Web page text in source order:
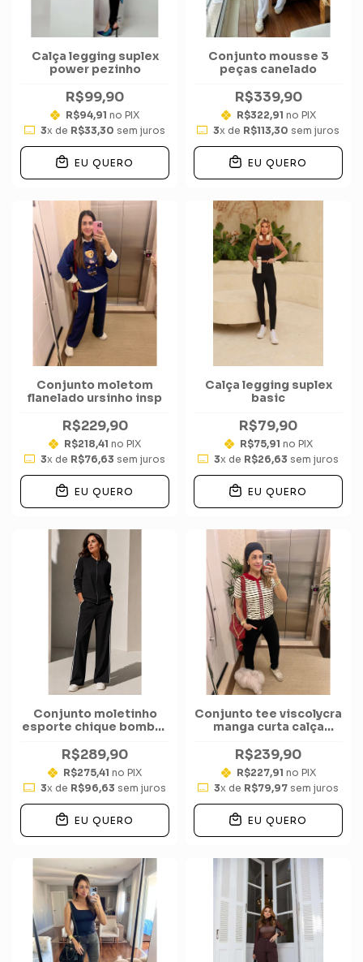
Calça legging suplex
power pezinho
R$99,90
R$94,91 no PIX
3x de R$33,30 sem juros
EU QUERO
Conjunto mousse 3
peças canelado
R$339,90
R$322,91 no PIX
3x de R$113,30 sem juros
EU QUERO
Conjunto moletom
flanelado ursinho insp
R$229,90
R$218,41 no PIX
3x de R$76,63 sem juros
EU QUERO
Calça legging suplex
basic
R$79,90
R$75,91 no PIX
3x de R$26,63 sem juros
EU QUERO
Conjunto moletinho
esporte chique bomber
R$289,90
R$275,41 no PIX
3x de R$96,63 sem juros
EU QUERO
Conjunto tee viscolycra
manga curta calça
R$239,90
R$227,91 no PIX
3x de R$79,97 sem juros
EU QUERO